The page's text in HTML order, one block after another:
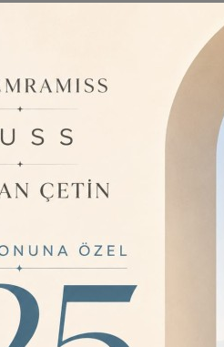
ÜRÜN BILGISI
Ürün özelliği
uygundur. ;
görünümlüdür
yapmaz. Ütü
uygundur. ;
YORUMLAR